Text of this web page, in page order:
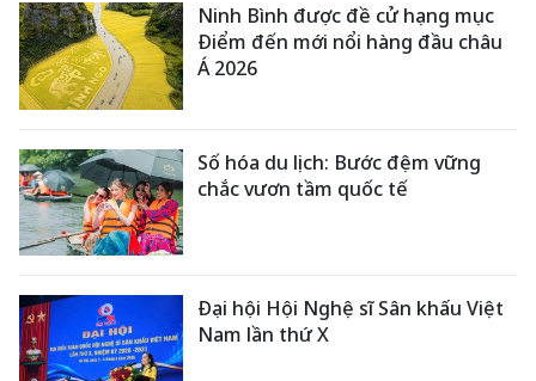
Ninh Bình được đề cử hạng mục
Điểm đến mới nổi hàng đầu châu
Á 2026
Số hóa du lịch: Bước đệm vững
chắc vươn tầm quốc tế
Đại hội Hội Nghệ sĩ Sân khấu Việt
Nam lần thứ X